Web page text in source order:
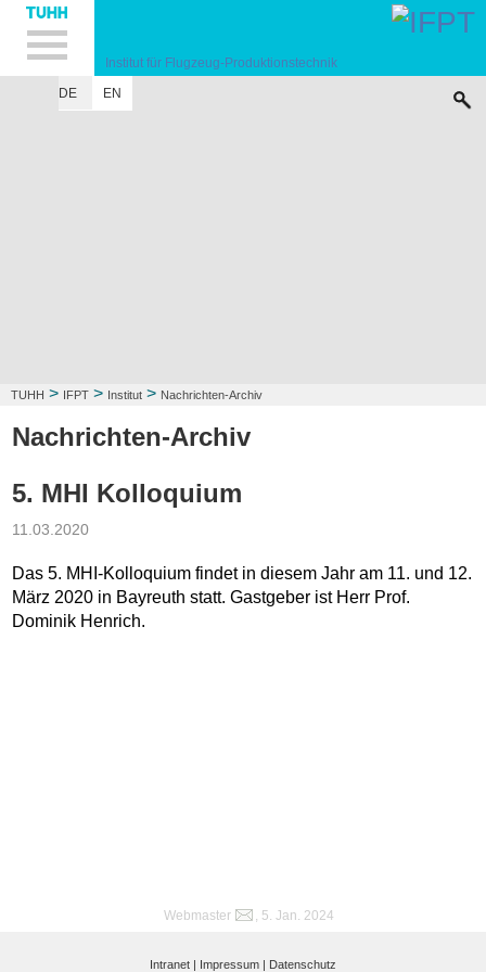
Hauptnavigation
Unternavigation
Inhalt
Suche
Institut für Flugzeug-Produktionstechnik
DE
EN
TUHH > IFPT > Institut > Nachrichten-Archiv
Nachrichten-Archiv
5. MHI Kolloquium
11.03.2020
Das 5. MHI-Kolloquium findet in diesem Jahr am 11. und 12.
März 2020 in Bayreuth statt. Gastgeber ist Herr Prof.
Dominik Henrich.
Webmaster , 5. Jan. 2024
Intranet | Impressum | Datenschutz